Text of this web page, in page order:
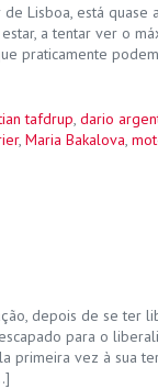
Lisboa, está quase
a tentar ver o
praticamente
tafdrup, dario
, Maria Bakalova,
depois de se ter
para o
primeira vez à sua